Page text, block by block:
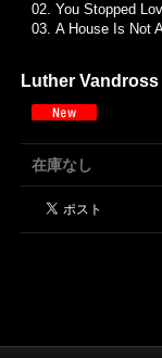
02. You Stopped
03. A House Is Not
Luther Vandross
在庫なし